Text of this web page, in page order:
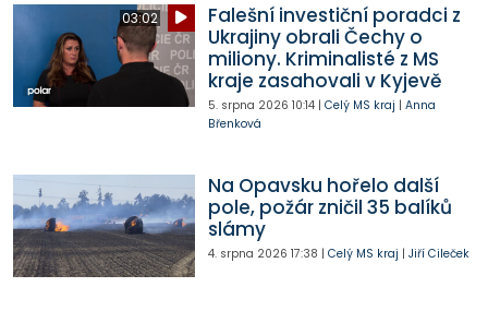
03:02
Falešní investiční poradci z
Ukrajiny obrali Čechy o
miliony. Kriminalisté z MS
kraje zasahovali v Kyjevě
5. srpna 2026 10:14| Celý MS kraj | Anna
Břenková
Na Opavsku hořelo další
pole, požár zničil 35 balíků
slámy
4. srpna 2026 17:38 | Celý MS kraj | Jiří Cileček